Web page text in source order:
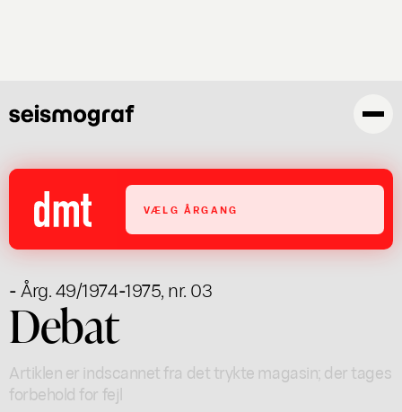
VÆLG ÅRGANG
- Årg. 49/1974-1975, nr. 03
Debat
Artiklen er indscannet fra det trykte magasin; der tages
forbehold for fejl